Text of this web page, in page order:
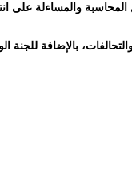
والمساءلة
بالإضافة للجنة